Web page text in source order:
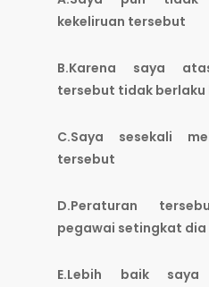
kekeliruan tersebut
B.Karena saya
tersebut tidak berlaku
C.Saya sesekali
tersebut
D.Peraturan
pegawai setingkat dia
E.Lebih baik